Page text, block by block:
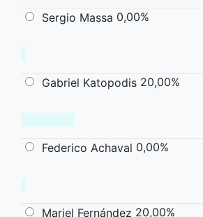
Sergio Massa 0,00%
Gabriel Katopodis 20,00%
Federico Achaval 0,00%
Mariel Fernández 20,00%